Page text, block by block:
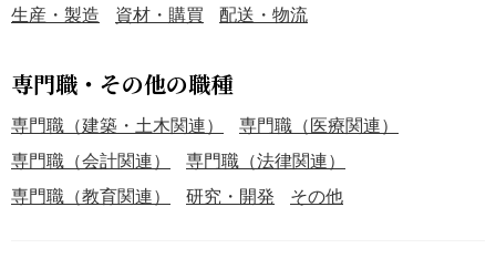
生産・製造 資材・購買 配送・物流
専門職・その他の職種
専門職（建築・土木関連）
専門職（医療関連）
専門職（会計関連）
専門職（法律関連）
専門職（教育関連）
研究・開発 その他